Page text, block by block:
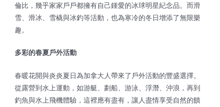
倫比，幾乎家家戶戶都擁有自己鍾愛的冰球明星紀念品。而滑
雪、滑冰、雪橇與冰釣等活動，也為寒冷的冬日增添了無限樂
趣。
多彩的春夏戶外活動
春暖花開與炎炎夏日為加拿大人帶來了戶外活動的豐盛選擇。
從露營到水上運動，如游艇、劃船、游泳、浮潛、沖浪，再到
釣魚與水上飛機體驗，這裡應有盡有，讓人盡情享受自然的饋